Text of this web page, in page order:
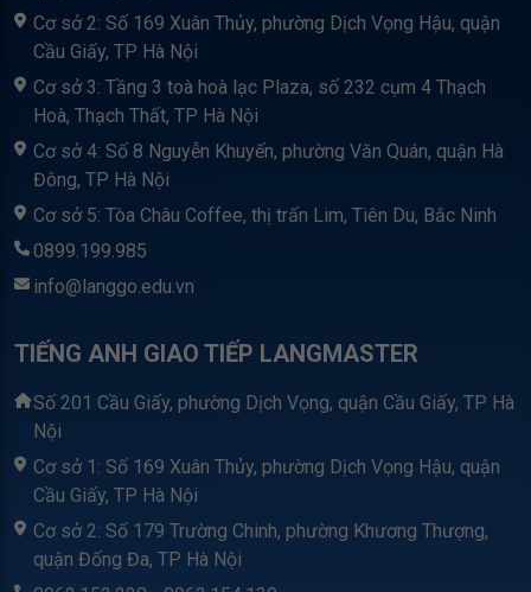
Cơ sở 2: Số 169 Xuân Thủy, phường Dịch Vọng Hậu, quận
Cầu Giấy, TP Hà Nội
Cơ sở 3: Tầng 3 toà hoà lạc Plaza, số 232 cụm 4 Thạch
Hoà, Thạch Thất, TP Hà Nội
Cơ sở 4: Số 8 Nguyễn Khuyến, phường Văn Quán, quận Hà
Đông, TP Hà Nội
Cơ sở 5: Tòa Châu Coffee, thị trấn Lim, Tiên Du, Bắc Ninh
0899.199.985
info@langgo.edu.vn
TIẾNG ANH GIAO TIẾP LANGMASTER
Số 201 Cầu Giấy, phường Dịch Vọng, quận Cầu Giấy, TP Hà
Nội
Cơ sở 1: Số 169 Xuân Thủy, phường Dịch Vọng Hậu, quận
Cầu Giấy, TP Hà Nội
Cơ sở 2: Số 179 Trường Chinh, phường Khương Thượng,
quận Đống Đa, TP Hà Nội